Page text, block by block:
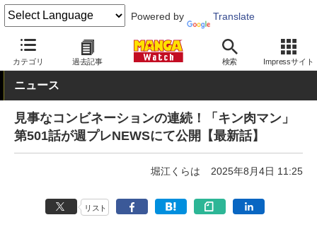
Powered by Translate
カテゴリ 過去記事 検索 Impressサイト
MANGA Watch 少年 キン肉マン
ニュース
見事なコンビネーションの連続！「キン肉マン」
第501話が週プレNEWSにて公開【最新話】
堀江くらは 2025年8月4日 11:25
リスト